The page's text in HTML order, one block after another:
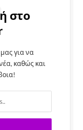
στο
για να
καθώς και